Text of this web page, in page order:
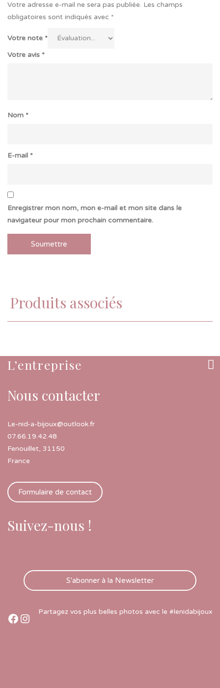
Votre adresse e-mail ne sera pas publiée. Les champs
obligatoires sont indiqués avec *
Votre note *
Votre avis *
Nom *
E-mail *
Enregistrer mon nom, mon e-mail et mon site dans le
navigateur pour mon prochain commentaire.
Produits associés
L’entreprise
Nous contacter
Le-nid-a-bijoux@outlook.fr
07.66.19.42.48
Fenouillet, 31150
France
Formulaire de contact
Suivez-nous !
S'abonner à la Newsletter
Partagez vos plus belles photos avec le #lenidabijoux